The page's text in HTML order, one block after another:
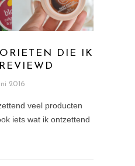
DIE IK
2016
veel producten
iets wat ik ontzettend